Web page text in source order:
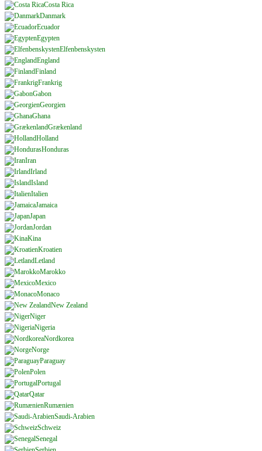
Costa Rica
Danmark
Ecuador
Egypten
Elfenbenskysten
England
Finland
Frankrig
Gabon
Georgien
Ghana
Grækenland
Holland
Honduras
Iran
Irland
Island
Italien
Jamaica
Japan
Jordan
Kina
Kroatien
Letland
Marokko
Mexico
Monaco
New Zealand
Niger
Nigeria
Nordkorea
Norge
Paraguay
Polen
Portugal
Qatar
Rumænien
Saudi-Arabien
Schweiz
Senegal